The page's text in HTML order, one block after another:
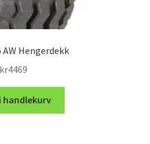
AW Hengerdekk
kr4469
handlekurv